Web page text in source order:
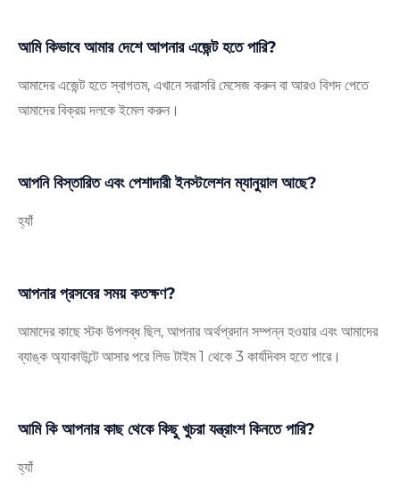
আমি কিভাবে আমার দেশে আপনার এজেন্ট হতে পারি?
আমাদের এজেন্ট হতে স্বাগতম, এখানে সরাসরি মেসেজ করুন বা আরও বিশদ পেতে
আমাদের বিক্রয় দলকে ইমেল করুন।
আপনি বিস্তারিত এবং পেশাদারী ইনস্টলেশন ম্যানুয়াল আছে?
হ্যাঁ
আপনার প্রসবের সময় কতক্ষণ?
আমাদের কাছে স্টক উপলব্ধ ছিল, আপনার অর্থপ্রদান সম্পন্ন হওয়ার এবং আমাদের
ব্যাঙ্ক অ্যাকাউন্টে আসার পরে লিড টাইম 1 থেকে 3 কার্যদিবস হতে পারে।
আমি কি আপনার কাছ থেকে কিছু খুচরা যন্ত্রাংশ কিনতে পারি?
হ্যাঁ